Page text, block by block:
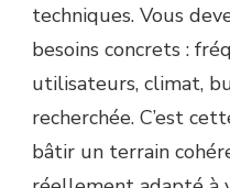
techniques. Vous
besoins concrets :
utilisateurs, climat,
recherchée. C’est
bâtir un terrain